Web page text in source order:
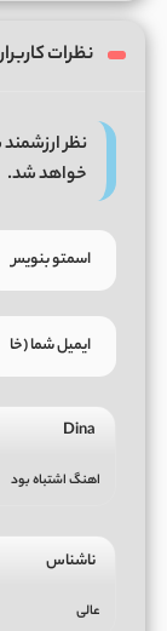
نظرات
نظر
خواهد شد.
Dina
اهنگ اشتباه بود
ناشناس
عالی